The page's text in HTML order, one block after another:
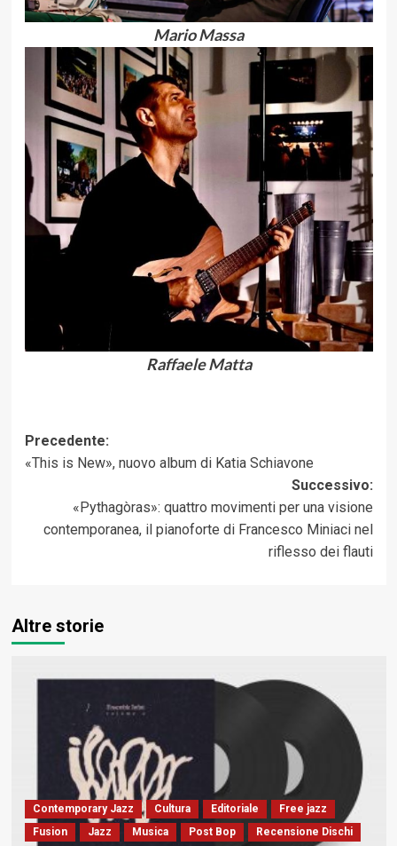
Mario Massa
Raffaele Matta
Navigazione
articolo
Precedente:
«This is New», nuovo album di Katia Schiavone
Successivo:
«Pythagòras»: quattro movimenti per una visione
contemporanea, il pianoforte di Francesco Miniaci nel
riflesso dei flauti
Altre storie
Contemporary Jazz Cultura Editoriale
Free jazz
Fusion
Jazz Musica Post Bop
Recensione Dischi